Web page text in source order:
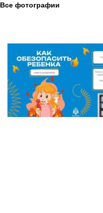
Все фотографии